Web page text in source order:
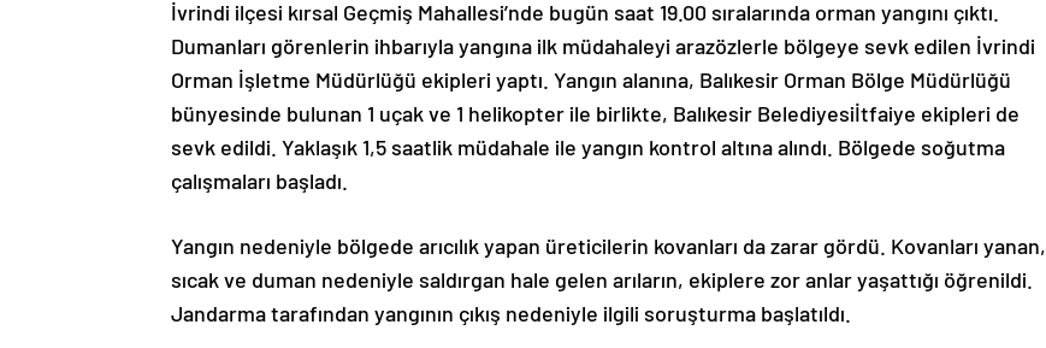
İvrindi ilçesi kırsal Geçmiş Mahallesi’nde bugün saat 19.00 sıralarında orman yangını çıktı.
Dumanları görenlerin ihbarıyla yangına ilk müdahaleyi arazözlerle bölgeye sevk edilen İvrindi
Orman İşletme Müdürlüğü ekipleri yaptı. Yangın alanına, Balıkesir Orman Bölge Müdürlüğü
bünyesinde bulunan 1 uçak ve 1 helikopter ile birlikte, Balıkesir Belediyesiİtfaiye ekipleri de
sevk edildi. Yaklaşık 1,5 saatlik müdahale ile yangın kontrol altına alındı. Bölgede soğutma
çalışmaları başladı.
Yangın nedeniyle bölgede arıcılık yapan üreticilerin kovanları da zarar gördü. Kovanları yanan,
sıcak ve duman nedeniyle saldırgan hale gelen arıların, ekiplere zor anlar yaşattığı öğrenildi.
Jandarma tarafından yangının çıkış nedeniyle ilgili soruşturma başlatıldı.